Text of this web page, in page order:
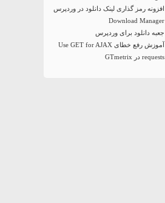
افزونه رمز گذاری لینک دانلود در وردپرس
Download Manager
جعبه دانلود برای وردپرس
آموزش رفع خطای Use GET for AJAX
requests در GTmetrix